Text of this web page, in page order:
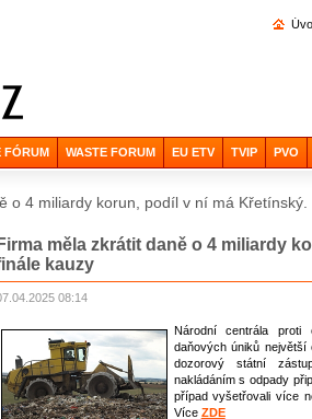
FÓRUM WASTE FORUM EU ETV TVIP PVO
o 4 miliardy korun, podíl v ní má
Firma měla zkrátit daně o 4 miliardy
kauzy
08:14
Národní centrála proti
daňových úniků největší
dozorový státní
nakládáním s odpady
případ vyšetřovali více
Více ZDE